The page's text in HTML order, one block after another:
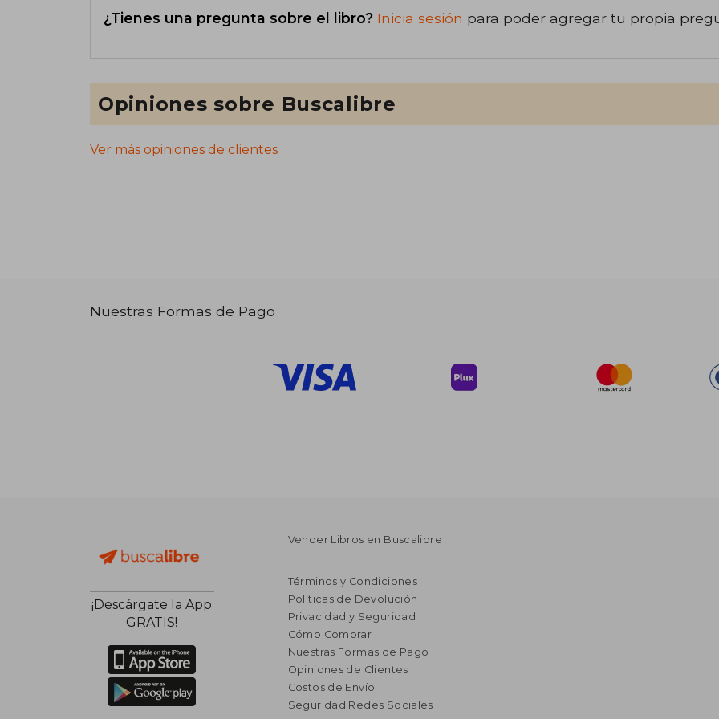
¿Tienes una pregunta sobre el libro? Inicia sesión para poder agregar tu propia
Opiniones sobre Buscalibre
Ver más opiniones de clientes
Nuestras Formas de Pago
¡Descárgate la App
GRATIS!
Vender Libros en Buscalibre
Términos y Condiciones
Políticas de Devolución
Privacidad y Seguridad
Cómo Comprar
Nuestras Formas de Pago
Opiniones de Clientes
Costos de Envío
Seguridad Redes Sociales